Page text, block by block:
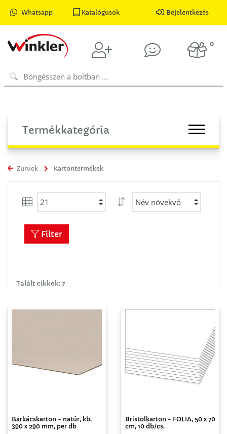
Whatsapp Katalógusok Bejelentkezés
0
Termékkategória
Zurück Kartontermékek
Talált cikkek: 7
Filter
Barkácskarton - natúr, kb.
390 x 290 mm, per db
Bristolkarton - FOLIA, 50 x 70
cm, 10 db/cs.